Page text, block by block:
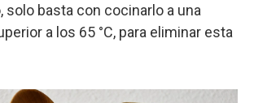
solo basta con cocinarlo a una
a los 65 °C, para eliminar esta